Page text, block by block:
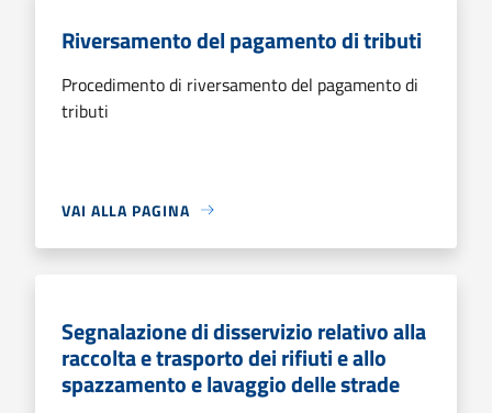
Riversamento del pagamento di tributi
Procedimento di riversamento del pagamento di
tributi
VAI ALLA PAGINA
Segnalazione di disservizio relativo alla
raccolta e trasporto dei rifiuti e allo
spazzamento e lavaggio delle strade